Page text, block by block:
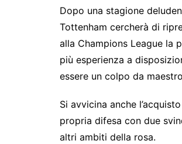
Dopo una stagione
Tottenham cercherà di
alla Champions League la
più esperienza a
essere un colpo da
Si avvicina anche
propria difesa con due
altri ambiti della rosa.